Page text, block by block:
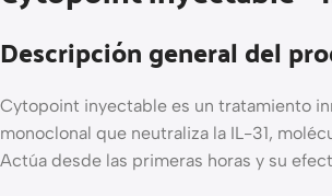
Descripción general del
Cytopoint inyectable es un tratamiento
monoclonal que neutraliza la IL-31,
Actúa desde las primeras horas y su